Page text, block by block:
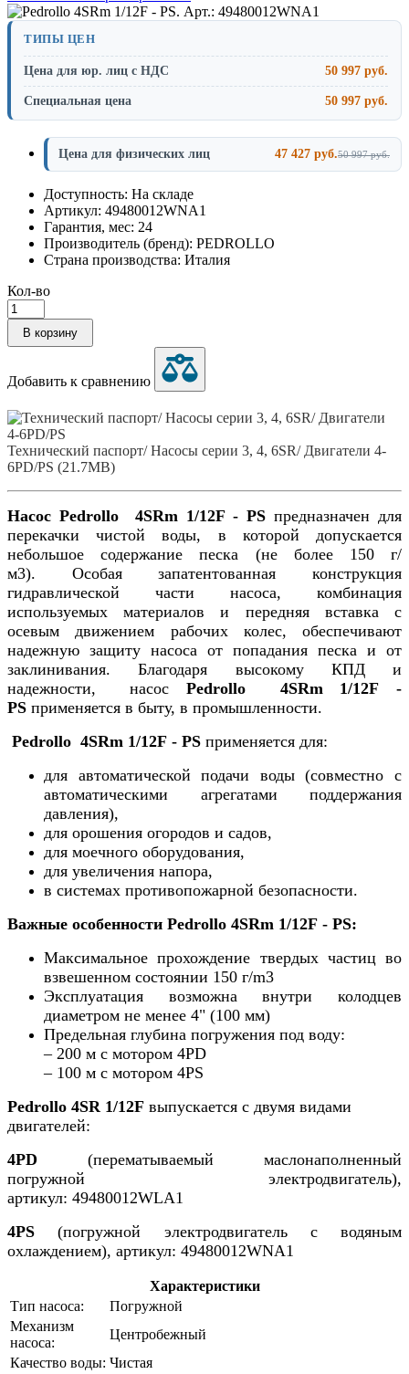
ТИПЫ ЦЕН
Цена для юр. лиц с НДС 50 997 руб.
Специальная цена 50 997 руб.
Цена для физических лиц 47 427 руб.50 997 руб.
Доступность: На складе
Артикул: 49480012WNA1
Гарантия, мес: 24
Производитель (бренд): PEDROLLO
Страна производства: Италия
Кол-во
В корзину
Добавить к сравнению
Технический паспорт/ Насосы серии 3, 4, 6SR/ Двигатели 4-
6PD/PS (21.7MB)
Насос Pedrollo 4SRm 1/12F - PS предназначен для
перекачки чистой воды, в которой допускается
небольшое содержание песка (не более 150 г/
м3). Особая запатентованная конструкция
гидравлической части насоса, комбинация
используемых материалов и передняя вставка с
осевым движением рабочих колес, обеспечивают
надежную защиту насоса от попадания песка и от
заклинивания. Благодаря высокому КПД и
надежности, насосPedrollo 4SRm 1/12F -
PS применяется в быту, в промышленности.
Pedrollo 4SRm 1/12F - PS применяется для:
для автоматической подачи воды (совместно с
автоматическими агрегатами поддержания
давления),
для орошения огородов и садов,
для моечного оборудования,
для увеличения напора,
в системах противопожарной безопасности.
Важные особенности Pedrollo 4SRm 1/12F - PS:
Максимальное прохождение твердых частиц во
взвешенном состоянии 150 г/m3
Эксплуатация возможна внутри колодцев
диаметром не менее 4" (100 мм)
Предельная глубина погружения под воду:
– 200 м с мотором 4PD
– 100 м с мотором 4PS
Pedrollo 4SR 1/12F выпускается с двумя видами
двигателей:
4PD (перематываемый маслонаполненный
погружной электродвигатель),
артикул: 49480012WLA1
4PS (погружной электродвигатель с водяным
охлаждением), артикул: 49480012WNA1
Характеристики
Тип насоса:
Погружной
Механизм
насоса:
Центробежный
Качество воды: Чистая